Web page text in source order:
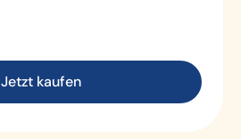
Jetzt kaufen